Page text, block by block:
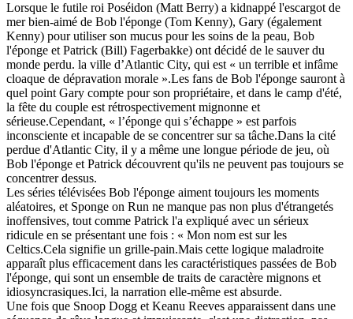
Lorsque le futile roi Poséidon (Matt Berry) a kidnappé l'escargot de
mer bien-aimé de Bob l'éponge (Tom Kenny), Gary (également
Kenny) pour utiliser son mucus pour les soins de la peau, Bob
l'éponge et Patrick (Bill) Fagerbakke) ont décidé de le sauver du
monde perdu. la ville d’Atlantic City, qui est « un terrible et infâme
cloaque de dépravation morale ».Les fans de Bob l'éponge sauront à
quel point Gary compte pour son propriétaire, et dans le camp d'été,
la fête du couple est rétrospectivement mignonne et
sérieuse.Cependant, « l’éponge qui s’échappe » est parfois
inconsciente et incapable de se concentrer sur sa tâche.Dans la cité
perdue d'Atlantic City, il y a même une longue période de jeu, où
Bob l'éponge et Patrick découvrent qu'ils ne peuvent pas toujours se
concentrer dessus.
Les séries télévisées Bob l'éponge aiment toujours les moments
aléatoires, et Sponge on Run ne manque pas non plus d'étrangetés
inoffensives, tout comme Patrick l'a expliqué avec un sérieux
ridicule en se présentant une fois : « Mon nom est sur les
Celtics.Cela signifie un grille-pain.Mais cette logique maladroite
apparaît plus efficacement dans les caractéristiques passées de Bob
l'éponge, qui sont un ensemble de traits de caractère mignons et
idiosyncrasiques.Ici, la narration elle-même est absurde.
Une fois que Snoop Dogg et Keanu Reeves apparaissent dans une